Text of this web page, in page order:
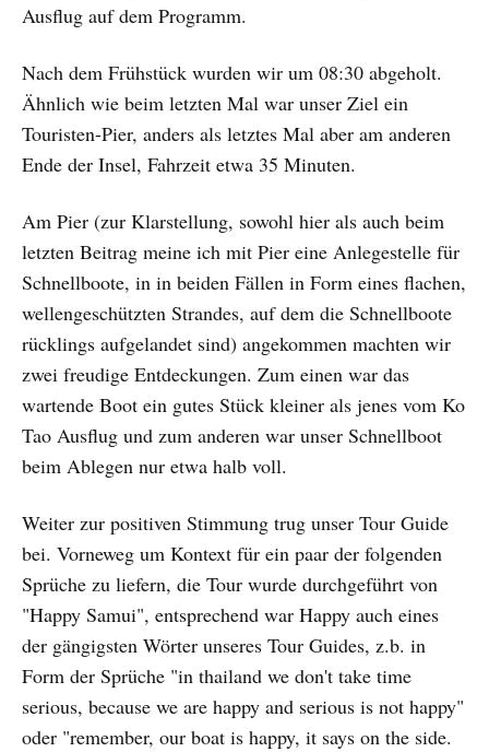
Ausflug auf dem Programm.
Nach dem Frühstück wurden wir um 08:30 abgeholt.
Ähnlich wie beim letzten Mal war unser Ziel ein
Touristen-Pier, anders als letztes Mal aber am anderen
Ende der Insel, Fahrzeit etwa 35 Minuten.
Am Pier (zur Klarstellung, sowohl hier als auch beim
letzten Beitrag meine ich mit Pier eine Anlegestelle für
Schnellboote, in in beiden Fällen in Form eines flachen,
wellengeschützten Strandes, auf dem die Schnellboote
rücklings aufgelandet sind) angekommen machten wir
zwei freudige Entdeckungen. Zum einen war das
wartende Boot ein gutes Stück kleiner als jenes vom Ko
Tao Ausflug und zum anderen war unser Schnellboot
beim Ablegen nur etwa halb voll.
Weiter zur positiven Stimmung trug unser Tour Guide
bei. Vorneweg um Kontext für ein paar der folgenden
Sprüche zu liefern, die Tour wurde durchgeführt von
"Happy Samui", entsprechend war Happy auch eines
der gängigsten Wörter unseres Tour Guides, z.b. in
Form der Sprüche "in thailand we don't take time
serious, because we are happy and serious is not happy"
oder "remember, our boat is happy, it says on the side.